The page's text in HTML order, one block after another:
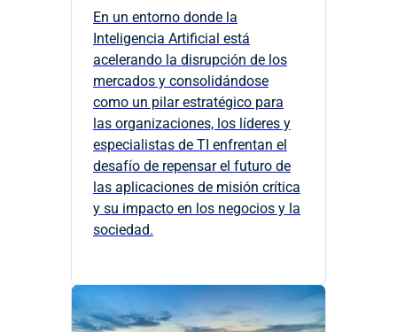
En un entorno donde la
Inteligencia Artificial está
acelerando la disrupción de los
mercados y consolidándose
como un pilar estratégico para
las organizaciones, los líderes y
especialistas de TI enfrentan el
desafío de repensar el futuro de
las aplicaciones de misión crítica
y su impacto en los negocios y la
sociedad.